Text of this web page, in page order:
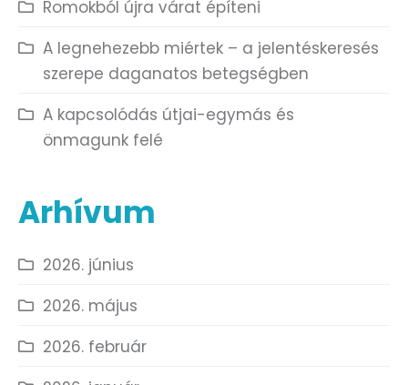
Romokból újra várat építeni
A legnehezebb miértek – a jelentéskeresés
szerepe daganatos betegségben
A kapcsolódás útjai-egymás és
önmagunk felé
Arhívum
2026. június
2026. május
2026. február